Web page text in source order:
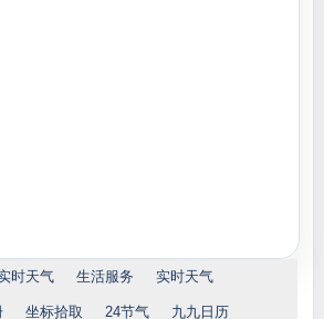
时天气 生活服务 实时天气
坐标拾取 24节气 九九日历